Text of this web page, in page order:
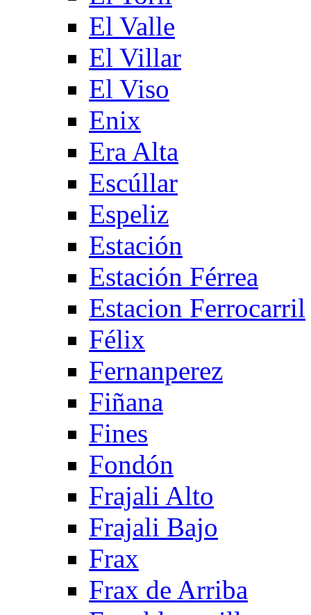
El Valle
El Villar
El Viso
Enix
Era Alta
Escúllar
Espeliz
Estación
Estación Férrea
Estacion Ferrocarril
Félix
Fernanperez
Fiñana
Fines
Fondón
Frajali Alto
Frajali Bajo
Frax
Frax de Arriba